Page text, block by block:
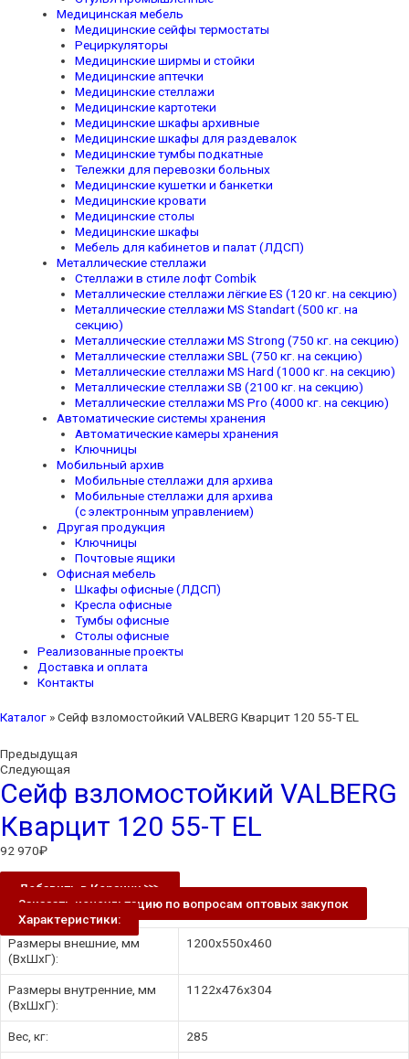
Медицинская мебель
Медицинские сейфы термостаты
Рециркуляторы
Медицинские ширмы и стойки
Медицинские аптечки
Медицинские стеллажи
Медицинские картотеки
Медицинские шкафы архивные
Медицинские шкафы для раздевалок
Медицинские тумбы подкатные
Тележки для перевозки больных
Медицинские кушетки и банкетки
Медицинские кровати
Медицинские столы
Медицинские шкафы
Мебель для кабинетов и палат (ЛДСП)
Металлические стеллажи
Стеллажи в стиле лофт Combik
Металлические стеллажи лёгкие ES (120 кг. на секцию)
Металлические стеллажи MS Standart (500 кг. на
секцию)
Металлические стеллажи MS Strong (750 кг. на секцию)
Металлические стеллажи SBL (750 кг. на секцию)
Металлические стеллажи MS Hard (1000 кг. на секцию)
Металлические стеллажи SB (2100 кг. на секцию)
Металлические стеллажи MS Pro (4000 кг. на секцию)
Автоматические системы хранения
Автоматические камеры хранения
Ключницы
Мобильный архив
Мобильные стеллажи для архива
Мобильные стеллажи для архива
(с электронным управлением)
Другая продукция
Ключницы
Почтовые ящики
Офисная мебель
Шкафы офисные (ЛДСП)
Кресла офисные
Тумбы офисные
Столы офисные
Реализованные проекты
Доставка и оплата
Контакты
Каталог »Сейф взломостойкий VALBERG Кварцит 120 55-Т EL
Предыдущая
Следующая
Сейф взломостойкий VALBERG
Кварцит 120 55-Т EL
92 970₽
Добавить в Корзину ⋙
Заказать консультацию по вопросам оптовых закупок
Характеристики:
Размеры внешние, мм
(ВхШхГ):
1200x550x460
Размеры внутренние, мм
(ВхШхГ):
1122x476x304
Вес, кг: 285